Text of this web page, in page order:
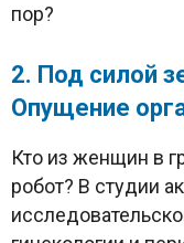
пор?
2. Под силой
Опущение
Кто из женщин в
робот? В студии